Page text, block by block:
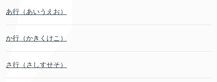
あ行（あいうえお）
か行（かきくけこ）
さ行（さしすせそ）